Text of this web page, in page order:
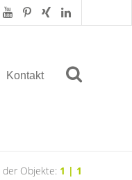
Kontakt
der Objekte: 1 | 1